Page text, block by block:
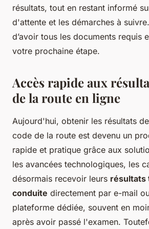
résultats, tout en restant informé
d'attente et les démarches à
d’avoir tous les documents requis
votre prochaine étape.
Accès rapide aux
de la route en ligne
Aujourd'hui, obtenir les résultats
code de la route est devenu un
rapide et pratique grâce aux
les avancées technologiques, les
désormais recevoir leurs résultats
conduite directement par e-mail
plateforme dédiée, souvent en
après avoir passé l'examen.